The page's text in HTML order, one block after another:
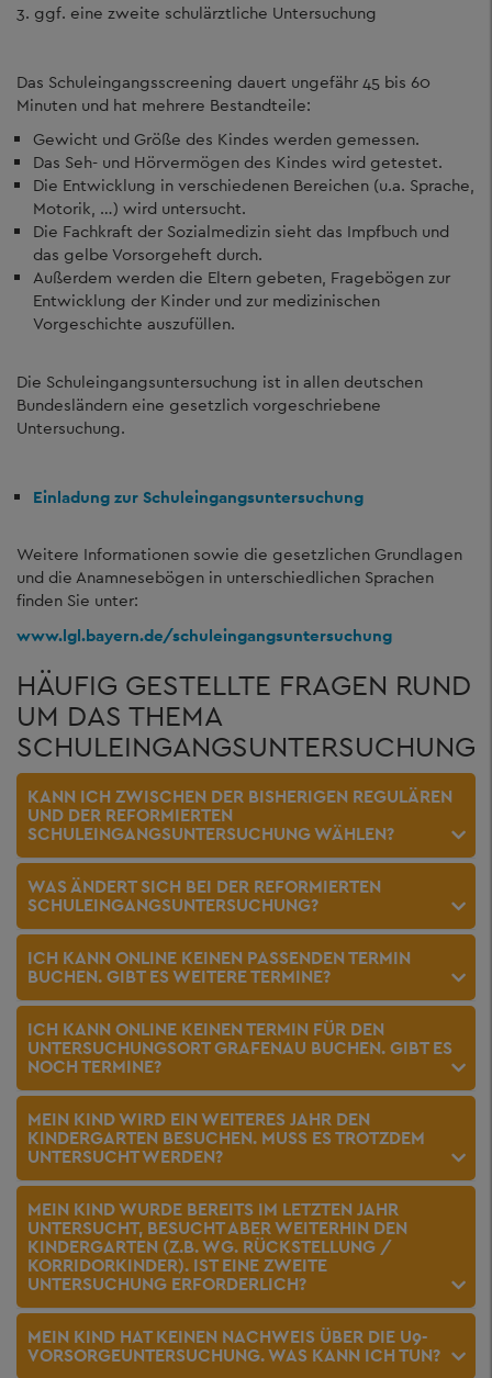
3. ggf. eine zweite schulärztliche Untersuchung
Das Schuleingangsscreening dauert ungefähr 45 bis 60
Minuten und hat mehrere Bestandteile:
Gewicht und Größe des Kindes werden gemessen.
Das Seh- und Hörvermögen des Kindes wird getestet.
Die Entwicklung in verschiedenen Bereichen (u.a. Sprache,
Motorik, …) wird untersucht.
Die Fachkraft der Sozialmedizin sieht das Impfbuch und
das gelbe Vorsorgeheft durch.
Außerdem werden die Eltern gebeten, Fragebögen zur
Entwicklung der Kinder und zur medizinischen
Vorgeschichte auszufüllen.
Die Schuleingangsuntersuchung ist in allen deutschen
Bundesländern eine gesetzlich vorgeschriebene
Untersuchung.
Einladung zur Schuleingangsuntersuchung
Weitere Informationen sowie die gesetzlichen Grundlagen
und die Anamnesebögen in unterschiedlichen Sprachen
finden Sie unter:
www.lgl.bayern.de/schuleingangsuntersuchung
HÄUFIG GESTELLTE FRAGEN RUND
UM DAS THEMA
SCHULEINGANGSUNTERSUCHUNG
KANN ICH ZWISCHEN DER BISHERIGEN REGULÄREN
UND DER REFORMIERTEN
SCHULEINGANGSUNTERSUCHUNG WÄHLEN?
WAS ÄNDERT SICH BEI DER REFORMIERTEN
SCHULEINGANGSUNTERSUCHUNG?
ICH KANN ONLINE KEINEN PASSENDEN TERMIN
BUCHEN. GIBT ES WEITERE TERMINE?
ICH KANN ONLINE KEINEN TERMIN FÜR DEN
UNTERSUCHUNGSORT GRAFENAU BUCHEN. GIBT ES
NOCH TERMINE?
MEIN KIND WIRD EIN WEITERES JAHR DEN
KINDERGARTEN BESUCHEN. MUSS ES TROTZDEM
UNTERSUCHT WERDEN?
MEIN KIND WURDE BEREITS IM LETZTEN JAHR
UNTERSUCHT, BESUCHT ABER WEITERHIN DEN
KINDERGARTEN (Z.B. WG. RÜCKSTELLUNG /
KORRIDORKINDER). IST EINE ZWEITE
UNTERSUCHUNG ERFORDERLICH?
MEIN KIND HAT KEINEN NACHWEIS ÜBER DIE U9-
VORSORGEUNTERSUCHUNG. WAS KANN ICH TUN?